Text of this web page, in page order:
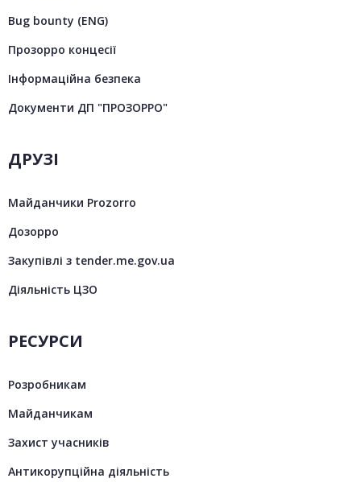
Bug bounty (ENG)
Прозорро концесії
Інформаційна безпека
Документи ДП "ПРОЗОРРО"
ДРУЗІ
Майданчики Prozorro
Дозорро
Закупівлі з tender.me.gov.ua
Діяльність ЦЗО
РЕСУРСИ
Розробникам
Майданчикам
Захист учасників
Антикорупційна діяльність